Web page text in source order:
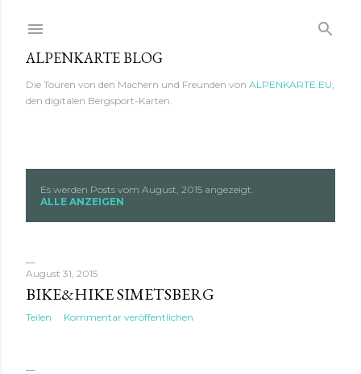
ALPENKARTE BLOG
Die Touren von den Machern und Freunden von ALPENKARTE.EU,
den digitalen Bergsport-Karten.
s
t
s
Es werden Posts vom August, 2015 angezeigt.
ALLE ANZEIGEN
August 31, 2015
BIKE&HIKE SIMETSBERG
Teilen Kommentar veröffentlichen